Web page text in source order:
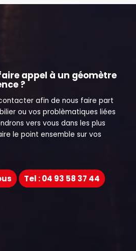
appel à un géomètre
?
afin de nous faire part
ou vos problèmatiques liées
vers vous dans les plus
le point ensemble sur vos
Tel : 04 93 58 37 44